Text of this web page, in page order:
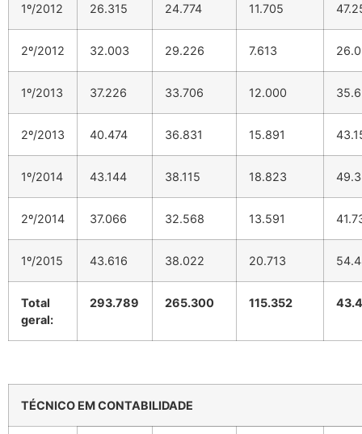
1º/2012 26.315 24.774 11.705
2º/2012 32.003 29.226 7.613
1º/2013 37.226 33.706 12.000
2º/2013 40.474 36.831 15.891
1º/2014 43.144 38.115 18.823
2º/2014 37.066 32.568 13.591
1º/2015 43.616 38.022 20.713
Total
geral:
293.789 265.300 115.352
TÉCNICO EM CONTABILIDADE